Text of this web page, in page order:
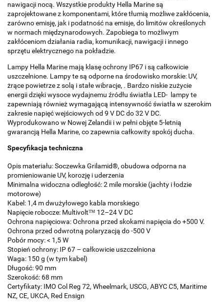
nawigacji nocą. Wszystkie produkty Hella Marine są
zaprojektowane z komponentami, które tłumią możliwe zakłócenia,
zarówno emisję, jak i podatność na emisje, do limitów określonych
w normach międzynarodowych. Zapobiega to możliwym
zakłóceniom działania radia, komunikacji, nawigacji i innego
sprzętu elektrycznego na pokładzie.
Lampy Hella Marine mają klasę ochrony IP67 i są całkowicie
uszczelnione. Lampy te są odporne na środowisko morskie: UV,
żrące powietrze z solą i stałe wibracje, . Bardzo niskie zużycie
energii dzięki wysoce wydajnemu źródłu światła LED- lampy te
zapewniają również wymagającą intensywność światła w szerokim
zakresie napięć wejściowych od 9 V DC do 32 V DC.
Wyprodukowano w Nowej Zelandii i w pełni objęte 5-letnią
gwarancją Hella Marine, co zapewnia całkowity spokój ducha.
Specyfikacja techniczna
Opis materiału: Soczewka Grilamid®, obudowa odporna na
promieniowanie UV, korozję i uderzenia
Minimalna widoczna odległość: 2 mile morskie (jachty i łodzie
motorowe)
Kabel: 1,4 m dwużyłowego kabla morskiego
Napięcie robocze: Multivolt™ 12–24 V DC
Ochrona napięciowa: Ochrona przed skokami napięcia do +500 V.
Ochrona przed odwrotną polaryzacją do -500 V
Pobór mocy: < 1,5 W
Stopień ochrony: IP 67 – całkowicie uszczelniona
Waga: 150 g (w tym kabel)
Długość: 90 mm
Szerokość: 68 mm
Certyfikaty: IMO Col Reg 72, Wheelmark, USCG, ABYC C5, Maritime
NZ, CE, UKCA, Red Ensign